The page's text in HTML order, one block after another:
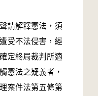
請解釋憲法，須
受不法侵害，經
定終局裁判所適
憲法之疑義者，
案件法第五條第